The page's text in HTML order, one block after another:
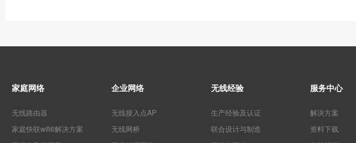
家庭网络
无线路由器
家庭快联wifi6解决方案
企业网络
无线接入点AP
无线网桥
无线经验
生产经验及认证
联合设计与制造
服务中心
解决方案
资料下载